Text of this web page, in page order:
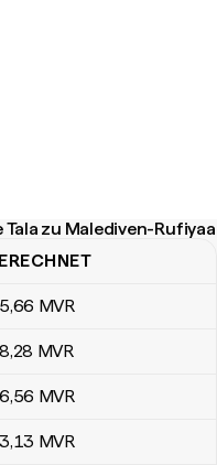
zu Malediven-Rufiyaa
zu Malediven-Rufiyaa
5,66 MVR
,28 MVR
,56 MVR
,13 MVR